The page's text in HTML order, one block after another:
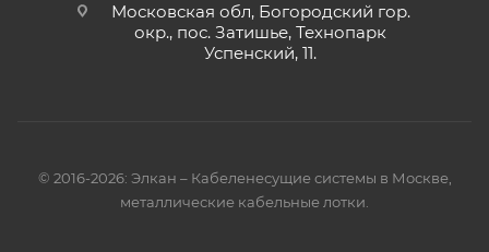
Московская обл, Богородский гор.
окр., пос. Затишье, Технопарк
Успенский, 11.
© 2016-2026: Элкан – Кабеленесущие системы в Москве,
металлические кабельные лотки.